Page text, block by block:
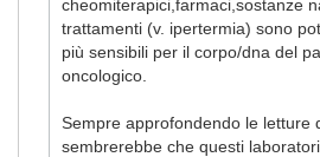
cheomiterapici,farmaci,sostanze
trattamenti (v. ipertermia) sono
più sensibili per il corpo/dna del
oncologico.
Sempre approfondendo le letture
sembrerebbe che questi